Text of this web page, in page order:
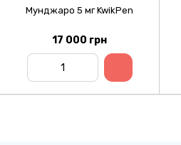
Мунджаро 5 мг KwikPen
17 000 грн